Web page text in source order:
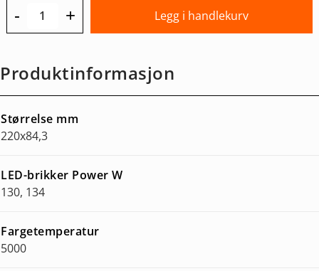
- + Legg i handlekurv
Produktinformasjon
Størrelse mm
220x84,3
LED-brikker Power W
130, 134
Fargetemperatur
5000